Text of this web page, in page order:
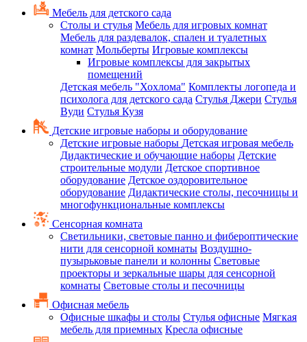
Мебель для детского сада
Столы и стулья Мебель для игровых комнат
Мебель для раздевалок, спален и туалетных
комнат Мольберты Игровые комплексы
Игровые комплексы для закрытых
помещений
Детская мебель "Хохлома" Комплекты логопеда и
психолога для детского сада Стулья Джери Стулья
Вуди Стулья Кузя
Детские игровые наборы и оборудование
Детские игровые наборы Детская игровая мебель
Дидактические и обучающие наборы Детские
строительные модули Детское спортивное
оборудование Детское оздоровительное
оборудование Дидактические столы, песочницы и
многофункциональные комплексы
Сенсорная комната
Светильники, световые панно и фибероптические
нити для сенсорной комнаты Воздушно-
пузырьковые панели и колонны Световые
проекторы и зеркальные шары для сенсорной
комнаты Световые столы и песочницы
Офисная мебель
Офисные шкафы и столы Стулья офисные Мягкая
мебель для приемных Кресла офисные